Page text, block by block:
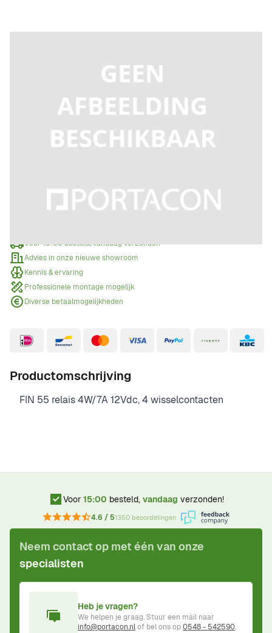
Incl. BTW
€ 14,80
Offerte aanvragen
Wanneer een offerte aanvragen?
Voor 15:00 besteld, vandaag verzonden
Advies in onze nieuwe showroom
Kennis & ervaring
Professionele montage mogelijk
Diverse betaalmogelijkheden
Productomschrijving
FIN 55 relais 4W/7A 12Vdc, 4 wisselcontacten
Voor 15:00 besteld, vandaag verzonden!
4.6 / 51350 beoordelingen
Neem contact op met één van onze
specialisten
Heb je vragen?
We helpen je graag. Stuur een mail naar
info@portacon.nlof bel ons op0548 - 542590.